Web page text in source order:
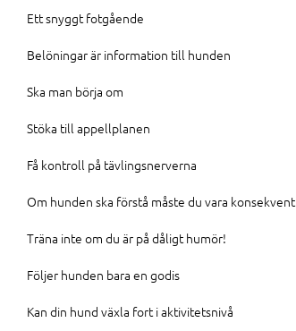
Ett snyggt fotgående
Belöningar är information till hunden
Ska man börja om
Stöka till appellplanen
Få kontroll på tävlingsnerverna
Om hunden ska förstå måste du vara konsekvent
Träna inte om du är på dåligt humör!
Följer hunden bara en godis
Kan din hund växla fort i aktivitetsnivå